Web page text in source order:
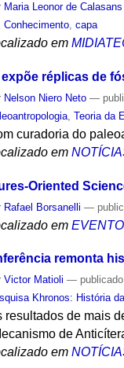
Maria Leonor de Calasans
Conhecimento,capa
em
expõe réplicas de
Nelson Niero Neto —
,Teoria da
curadoria do
em
Oriented
Rafael Borsanelli —
em
remonta
Victor Matioli — publicado
Khronos: História
resultados de mais
de
em